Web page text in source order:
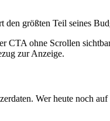
größten Teil seines
CTA ohne Scrollen
zur Anzeige.
Wer heute noch